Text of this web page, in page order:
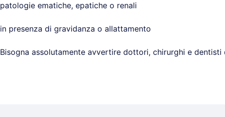
patologie ematiche, epatiche o renali
in presenza di gravidanza o allattamento
Bisogna assolutamente avvertire dottori, chirurghi e dentisti